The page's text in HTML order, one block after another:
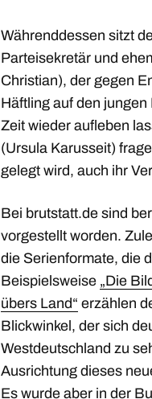
Währenddessen sitzt
Parteisekretär und
Christian), der gegen
Häftling auf den
Zeit wieder aufleben
(Ursula Karusseit)
gelegt wird, auch ihr
Bei brutstatt.de sind
vorgestellt worden.
die Serienformate, die
Beispielsweise „Die
übers Land“ erzählen
Blickwinkel, der sich
Westdeutschland zu
Ausrichtung dieses
Es wurde aber in der